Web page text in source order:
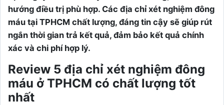
hướng điều trị phù hợp. Các địa chỉ xét nghiệm đông
máu tại TPHCM chất lượng, đáng tin cậy sẽ giúp rút
ngắn thời gian trả kết quả, đảm bảo kết quả chính
xác và chi phí hợp lý.
Review 5 địa chỉ xét nghiệm đông
máu ở TPHCM có chất lượng tốt
nhất